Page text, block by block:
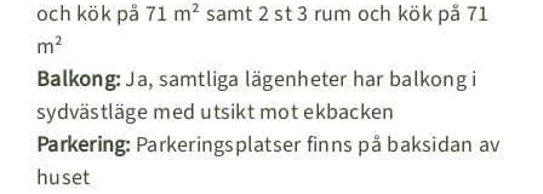
och kök på 71 m² samt 2 st 3 rum och kök på 71
m²
Balkong:Ja, samtliga lägenheter har balkong i
sydvästläge med utsikt mot ekbacken
Parkering: Parkeringsplatser finns på baksidan av
huset